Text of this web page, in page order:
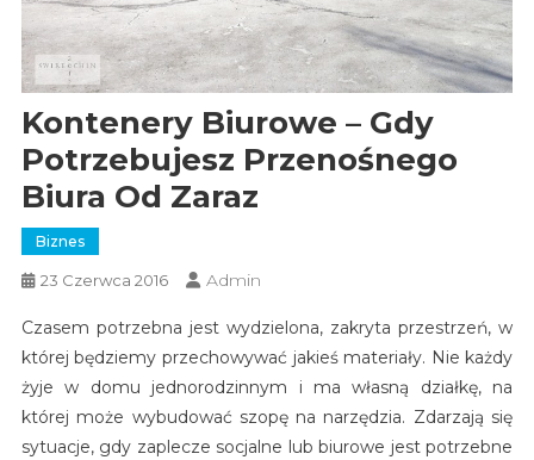
Kontenery Biurowe – Gdy
Potrzebujesz Przenośnego
Biura Od Zaraz
Biznes
23 Czerwca 2016 Admin
Czasem potrzebna jest wydzielona, zakryta przestrzeń, w
której będziemy przechowywać jakieś materiały. Nie każdy
żyje w domu jednorodzinnym i ma własną działkę, na
której może wybudować szopę na narzędzia. Zdarzają się
sytuacje, gdy zaplecze socjalne lub biurowe jest potrzebne